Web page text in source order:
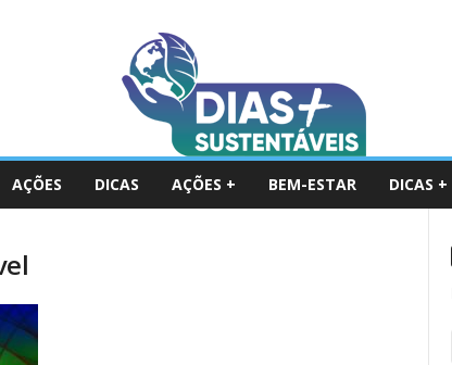
AÇÕES DICAS AÇÕES + BEM-ESTAR DICAS +